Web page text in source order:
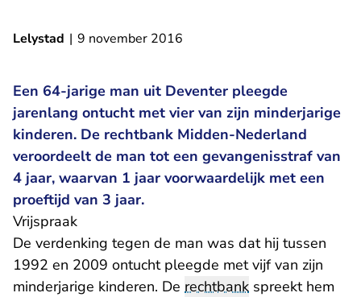
Lelystad | 9 november 2016
Een 64-jarige man uit Deventer pleegde
jarenlang ontucht met vier van zijn minderjarige
kinderen. De rechtbank Midden-Nederland
veroordeelt de man tot een gevangenisstraf van
4 jaar, waarvan 1 jaar voorwaardelijk met een
proeftijd van 3 jaar.
Vrijspraak
De verdenking tegen de man was dat hij tussen
1992 en 2009 ontucht pleegde met vijf van zijn
minderjarige kinderen. De rechtbank spreekt hem